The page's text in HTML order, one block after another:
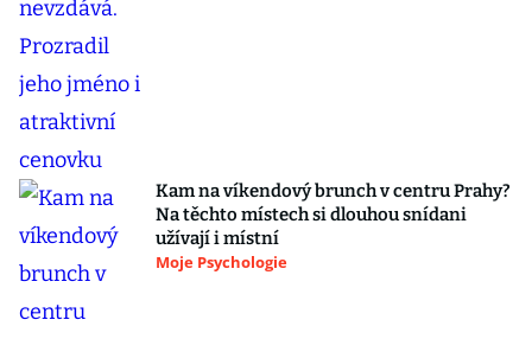
Kam na víkendový brunch v centru Prahy?
Na těchto místech si dlouhou snídani
užívají i místní
Moje Psychologie